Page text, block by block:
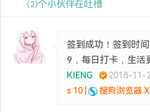
(2)个小伙伴在吐槽
签到成功！签到时
9，每日打卡，生活
KIENG 2018-11-
s 10 |
搜狗浏览器.X